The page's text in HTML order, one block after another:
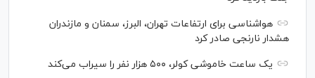
هواشناسی برای ارتفاعات تهران، البرز، سمنان و مازندران
هشدار نارنجی صادر کرد
یک ساعت خاموشی کولر، ۵۰۰ هزار نفر را سیراب می‌کند